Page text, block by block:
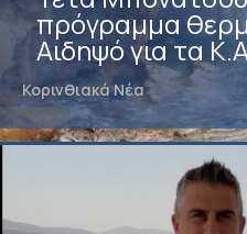
πρόγραμμα
Αιδηψό για τα
Κορινθιακά Νέα